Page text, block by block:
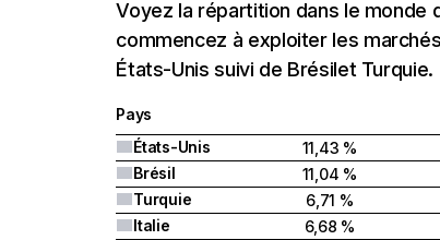
Voyez la répartition dans le
commencez à exploiter les
États-Unis suivi de Brésilet Turquie.
Pays
États-Unis
11,43 %
Brésil
11,04 %
Turquie
6,71 %
Italie
6,68 %